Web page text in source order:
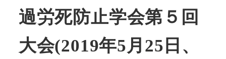
過労死防止学会第５回
大会(2019年5月25日、